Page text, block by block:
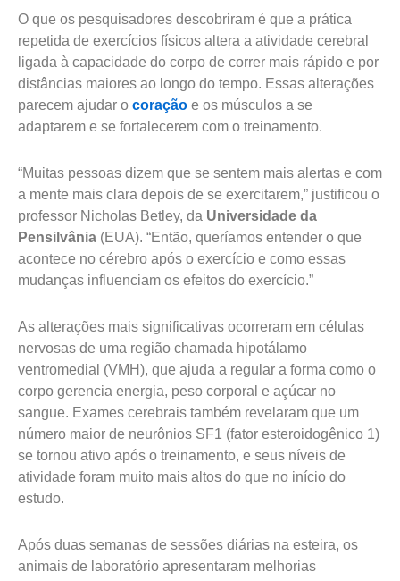
O que os pesquisadores descobriram é que a prática
repetida de exercícios físicos altera a atividade cerebral
ligada à capacidade do corpo de correr mais rápido e por
distâncias maiores ao longo do tempo. Essas alterações
parecem ajudar o coração e os músculos a se
adaptarem e se fortalecerem com o treinamento.
“Muitas pessoas dizem que se sentem mais alertas e com
a mente mais clara depois de se exercitarem,” justificou o
professor Nicholas Betley, da Universidade da
Pensilvânia (EUA). “Então, queríamos entender o que
acontece no cérebro após o exercício e como essas
mudanças influenciam os efeitos do exercício.”
As alterações mais significativas ocorreram em células
nervosas de uma região chamada hipotálamo
ventromedial (VMH), que ajuda a regular a forma como o
corpo gerencia energia, peso corporal e açúcar no
sangue. Exames cerebrais também revelaram que um
número maior de neurônios SF1 (fator esteroidogênico 1)
se tornou ativo após o treinamento, e seus níveis de
atividade foram muito mais altos do que no início do
estudo.
Após duas semanas de sessões diárias na esteira, os
animais de laboratório apresentaram melhorias